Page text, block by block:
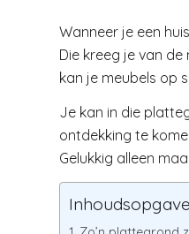
Wanneer je een
Die kreeg je van
kan je meubels op
Je kan in die
ontdekking te
Gelukkig alleen
Inhoudsopgave